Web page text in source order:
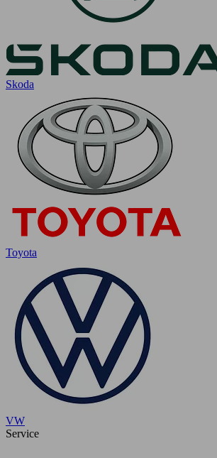
Skoda
Toyota
VW
Service